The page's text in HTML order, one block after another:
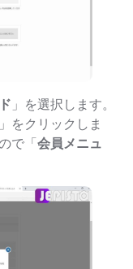
」を選択します。
」をクリックしま
で「会員メニュ